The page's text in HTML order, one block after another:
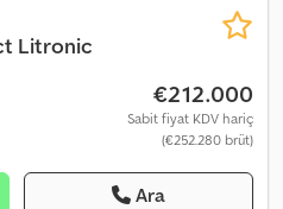
Litronic
€212.000
Sabit fiyat KDV hariç
(€252.280 brüt)
Ara